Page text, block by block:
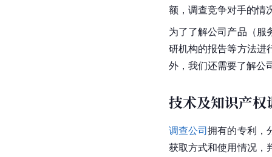
额，调查竞争对手的情
为了了解公司产品（服
研机构的报告等方法进
外，我们还需要了解公
技术及知识产权
调查公司拥有的专利，
获取方式和使用情况，